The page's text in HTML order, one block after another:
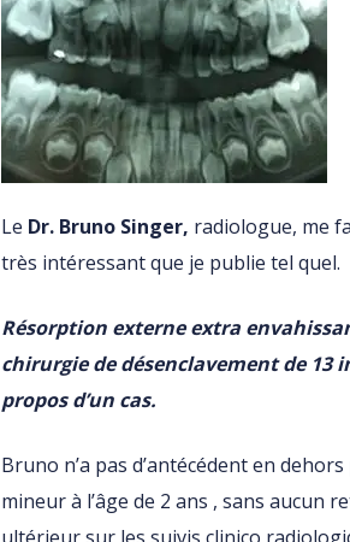
Le Dr. Bruno Singer, radiologue, me
très intéressant que je publie tel quel.
Résorption externe extra
chirurgie de désenclavement de
propos d’un cas.
Bruno n’a pas d’antécédent en
mineur à l’âge de 2 ans , sans aucun